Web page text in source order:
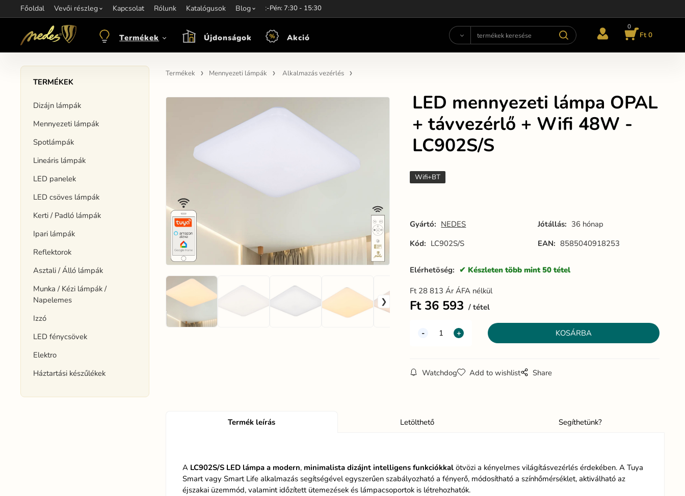
Főoldal Vevői részleg Kapcsolat Rólunk Katalógusok Blog
Információ:objednavkacz@nedes.sk Kapcsolat:+421 907 263 473Munkaidő: Hét-Pén: 7:30 - 15:30
Termékek Újdonságok Akció
0
Ft 0
TERMÉKEK
Dizájn lámpák
Mennyezeti lámpák
Spotlámpák
Lineáris lámpák
LED panelek
LED csöves lámpák
Kerti / Padló lámpák
Ipari lámpák
Reflektorok
Asztali / Álló lámpák
Munka / Kézi lámpák /
Napelemes
Izzó
LED fénycsövek
Elektro
Háztartási készűlékek
Termékek Mennyezeti lámpák Alkalmazás vezérlés
LED mennyezeti lámpa OPAL
+ távvezérlő + Wifi 48W -
LC902S/S
Wifi+BT
Gyártó: NEDES Jótállás: 36 hónap
Kód: LC902S/S EAN: 8585040918253
Elérhetöség: Készleten több mint 50 tétel
Ft 28 813 Ár ÁFA nélkül
Ft 36 593 tétel
Watchdog Add to wishlist Share
Termék leírás Letölthető Segíthetünk?
A LC902S/S LED lámpa a modern, minimalista dizájnt intelligens funkciókkalötvözi a kényelmes világításvezérlés érdekében. A Tuya
Smart vagy Smart Life alkalmazás segítségével egyszerűen szabályozható a fényerő, módosítható a színhőmérséklet, aktiválható az
éjszakai üzemmód, valamint időzített ütemezések és lámpacsoportok is létrehozhatók.